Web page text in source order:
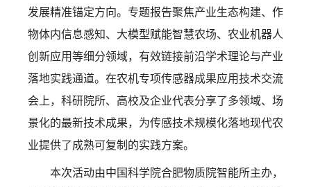
发展精准锚定方向。专题报告聚焦产业生态构建、作
物体内信息感知、大模型赋能智慧农场、农业机器人
创新应用等细分领域，有效链接前沿学术理论与产业
落地实践通道。在农机专项传感器成果应用技术交流
会上，科研院所、高校及企业代表分享了多领域、场
景化的最新技术成果，为传感技术规模化落地现代农
业提供了成熟可复制的实践方案。
本次活动由中国科学院合肥物质院智能所主办，